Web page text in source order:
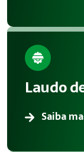
Laudo
Saiba